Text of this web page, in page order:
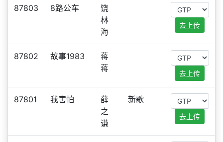
87803 8路公车
饶
林
海
去上传
87802 故事1983
蒋
蒋
去上传
87801 我害怕
薛
之
谦
新歌
去上传